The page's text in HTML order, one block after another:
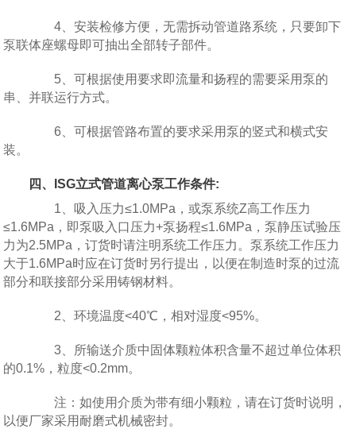
4、安装检修方便，无需拆动管道路系统，只要卸下
泵联体座螺母即可抽出全部转子部件。
5、可根据使用要求即流量和扬程的需要采用泵的
串、并联运行方式。
6、可根据管路布置的要求采用泵的竖式和横式安
装。
四、ISG立式管道离心泵工作条件:
1、吸入压力≤1.0MPa，或泵系统Z高工作压力
≤1.6MPa，即泵吸入口压力+泵扬程≤1.6MPa，泵静压试验压
力为2.5MPa，订货时请注明系统工作压力。泵系统工作压力
大于1.6MPa时应在订货时另行提出，以便在制造时泵的过流
部分和联接部分采用铸钢材料。
2、环境温度<40℃，相对湿度<95%。
3、所输送介质中固体颗粒体积含量不超过单位体积
的0.1%，粒度<0.2mm。
注：如使用介质为带有细小颗粒，请在订货时说明，
以便厂家采用耐磨式机械密封。